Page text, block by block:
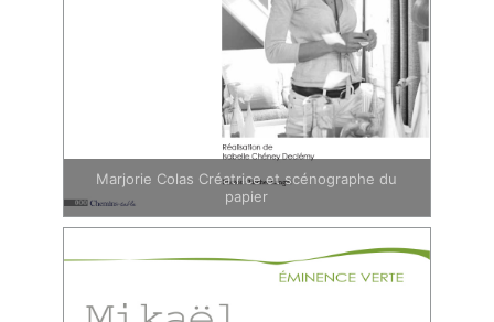
Marjorie Colas Créatrice et scénographe du
papier